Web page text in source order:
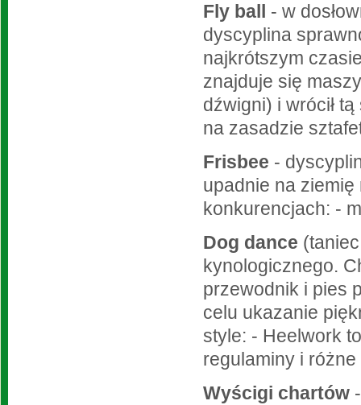
Fly ball - w
dyscyplina
najkrótszym
znajduje się
dźwigni) i wrócił
na zasadzie
Frisbee -
upadnie na
konkurencjach: -
Dog dance
kynologicznego.
przewodnik i pies
celu ukazanie
style: - Heelwork
regulaminy i różne
Wyścigi chartów